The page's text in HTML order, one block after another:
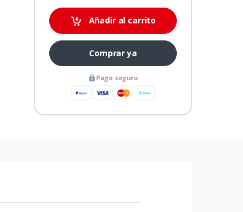
Añadir al carrito
Comprar ya
Pago seguro